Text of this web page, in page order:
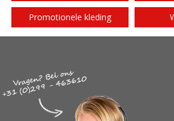
Promotionele kleding